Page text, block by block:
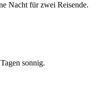
Nacht für zwei Reisende.
sonnig.